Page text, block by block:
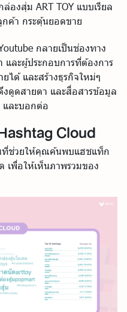
ล่องสุ่ม ART TOY แบบเรียล
ค้า กระตุ้นยอดขาย
กลายเป็นช่องทาง
ละผู้ประกอบการที่ต้องการ
ได้ และสร้างธุรกิจใหม่ๆ
ดูดสายตา และสื่อสารข้อมูล
และบอกต่อ
Cloud
ที่ช่วยให้คุณค้นพบแฮชแท็ก
พื่อให้เห็นภาพรวมของ